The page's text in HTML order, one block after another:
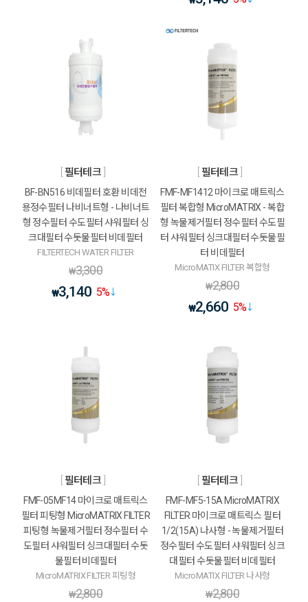
필터테크
BF-BN516 비데필터 호환 비데전
용정수필터 나비너트형 - 나비너트
형 정수필터 수도필터 샤워필터 싱
크대필터 수돗물필터 비데필터
FILTERTECH WATER FILTER
₩3,300
₩3,140 5%
필터테크
FMF-MF1412 마이크로 매트릭스
필터 복합형 MicroMATRIX - 복합
형 녹물제거필터 정수필터 수도필
터 샤워필터 싱크대필터 수돗물필
터 비데필터
MicroMATIX FILTER 복합형
₩2,800
₩2,660 5%
필터테크
FMF-05MF14 마이크로 매트릭스
필터 피팅형 MicroMATRIX FILTER
피팅형 녹물제거필터 정수필터 수
도필터 샤워필터 싱크대필터 수돗
물필터 비데필터
MicroMATRIX FILTER 피팅형
₩2,800
필터테크
FMF-MF5-15A MicroMATRIX
FILTER 마이크로 매트릭스 필터
1/2(15A) 나사형 - 녹물제거필터
정수필터 수도필터 샤워필터 싱크
대필터 수돗물필터 비데필터
MicroMATIX FILTER 나사형
₩2,800